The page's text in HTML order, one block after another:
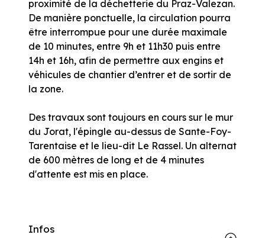
proximité de la déchetterie du Praz-Valezan.
De manière ponctuelle, la circulation pourra
être interrompue pour une durée maximale
de 10 minutes, entre 9h et 11h30 puis entre
14h et 16h, afin de permettre aux engins et
véhicules de chantier d’entrer et de sortir de
la zone.
Des travaux sont toujours en cours sur le mur
du Jorat, l'épingle au-dessus de Sante-Foy-
Tarentaise et le lieu-dit Le Rassel. Un alternat
de 600 mètres de long et de 4 minutes
d'attente est mis en place.
Infos